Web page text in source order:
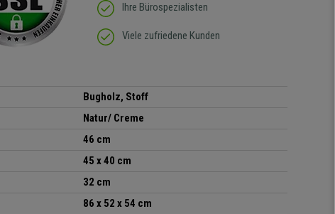
Ihre Bürospezialisten
Viele zufriedene Kunden
Bugholz, Stoff
Natur/ Creme
46 cm
45 x 40 cm
32 cm
86 x 52 x 54 cm